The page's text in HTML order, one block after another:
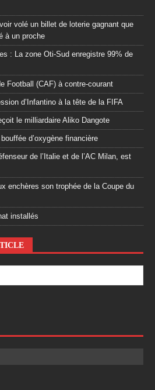
volé un billet de loterie gagnant que
à un proche
: La zone Oti-Sud enregistre 99% de
Football (CAF) à contre-courant
d’Infantino à la tête de la FIFA
le milliardaire Aliko Dangote
d’oxygène financière
de l’Italie et de l’AC Milan, est
enchères son trophée de la Coupe du
installés